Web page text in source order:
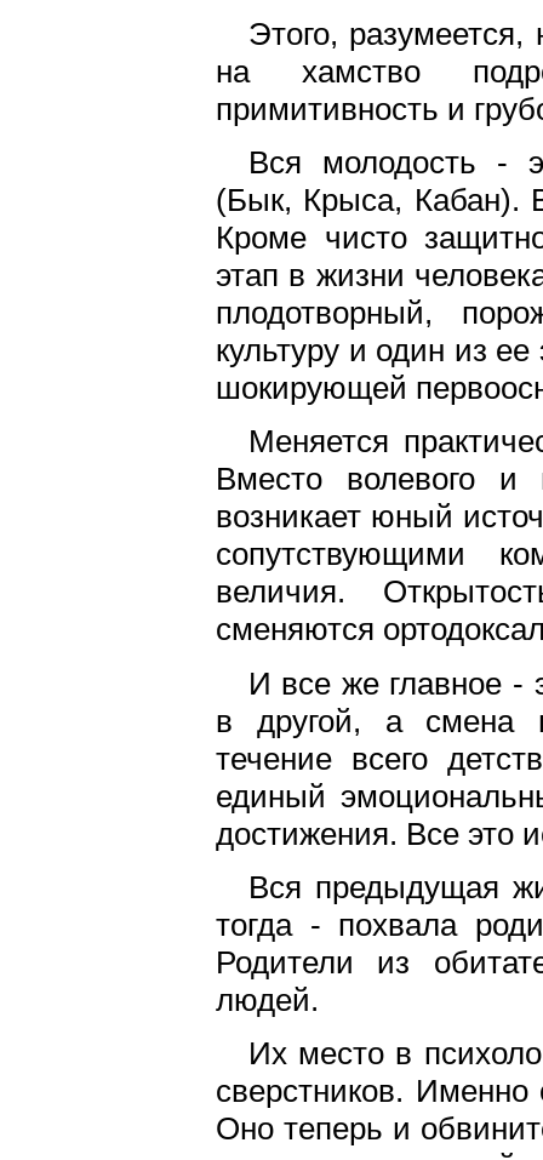
Этого,
на хамство
примитивность и
Вся молодость -
(Бык, Крыса, Кабан).
Кроме чисто
этап в жизни
плодотворный,
культуру и один из
шокирующей
Меняется
Вместо волевого и
возникает юный
сопутствующими
величия.
сменяются
И все же главное -
в другой, а смена
течение всего
единый
достижения. Все это
Вся предыдущая
тогда - похвала
Родители из
людей.
Их место в
сверстников.
Оно теперь и